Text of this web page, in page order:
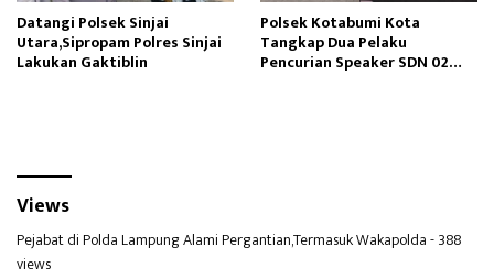
Datangi Polsek Sinjai
Utara,Sipropam Polres Sinjai
Lakukan Gaktiblin
Polsek Kotabumi Kota
Tangkap Dua Pelaku
Pencurian Speaker SDN 02
Views
Pejabat di Polda Lampung Alami Pergantian,Termasuk Wakapolda- 388
views